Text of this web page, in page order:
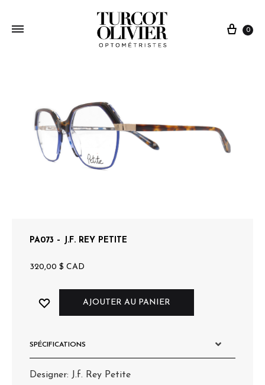
0
PA073 – J.F. REY PETITE
320,00 $ CAD
AJOUTER AU PANIER
SPÉCIFICATIONS
Designer: J.f. Rey Petite